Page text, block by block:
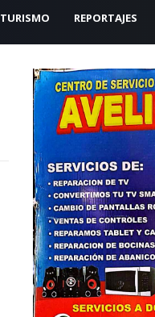
TURISMO REPORTAJES